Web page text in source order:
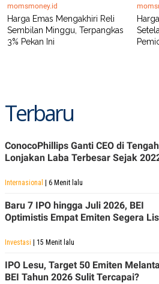
momsmoney.id
Harga Emas Mengakhiri Reli
Sembilan Minggu, Terpangkas
3% Pekan Ini
Terbaru
ConocoPhillips Ganti CEO di Tengah
Lonjakan Laba Terbesar Sejak
Internasional | 6 Menit lalu
Baru 7 IPO hingga Juli 2026, BEI
Optimistis Empat Emiten Segera
Investasi | 15 Menit lalu
IPO Lesu, Target 50 Emiten
BEI Tahun 2026 Sulit Tercapai?